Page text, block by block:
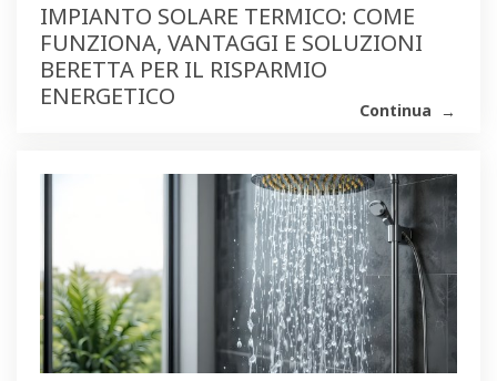
IMPIANTO SOLARE TERMICO: COME
FUNZIONA, VANTAGGI E SOLUZIONI
BERETTA PER IL RISPARMIO
ENERGETICO
Continua